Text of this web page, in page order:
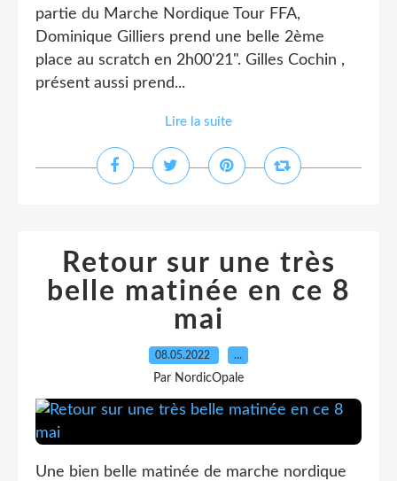
partie du Marche Nordique Tour FFA,
Dominique Gilliers prend une belle 2ème
place au scratch en 2h00'21". Gilles Cochin ,
présent aussi prend...
Lire la suite
Retour sur une très
belle matinée en ce 8
mai
08.05.2022 …
Par NordicOpale
Une bien belle matinée de marche nordique